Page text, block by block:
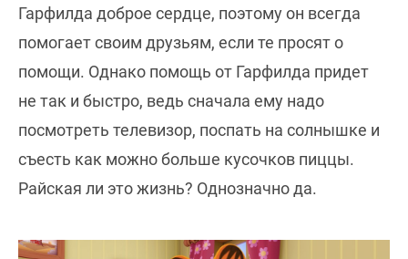
Гарфилда доброе сердце, поэтому он всегда
помогает своим друзьям, если те просят о
помощи. Однако помощь от Гарфилда придет
не так и быстро, ведь сначала ему надо
посмотреть телевизор, поспать на солнышке и
съесть как можно больше кусочков пиццы.
Райская ли это жизнь? Однозначно да.